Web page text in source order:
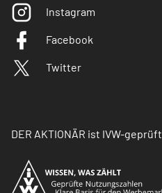
Instagram
Facebook
Twitter
DER AKTIONÄR ist IVW-geprüft